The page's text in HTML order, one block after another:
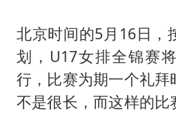
FIFA官
弹药库
北京时间的5月16日，
划，U17女排全锦赛
行，比赛为期一个礼拜
不是很长，而这样的比